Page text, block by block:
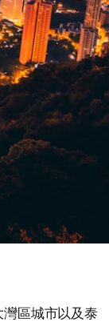
區城市以及泰